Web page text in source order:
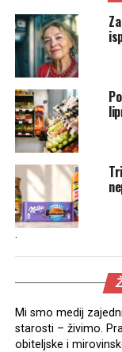
.
Mi smo medij
starosti – živimo.
obiteljske i